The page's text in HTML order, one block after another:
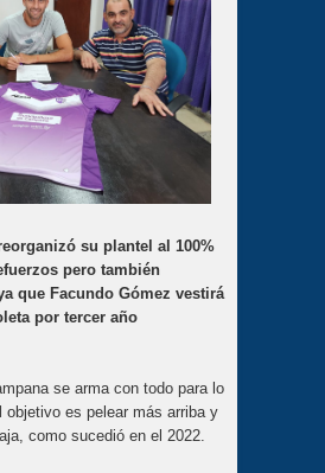
su plantel al 100%
pero también
que Facundo Gómez vestirá
por tercer año
se arma con todo para lo
objetivo es pelear más arriba y
como sucedió en el 2022.